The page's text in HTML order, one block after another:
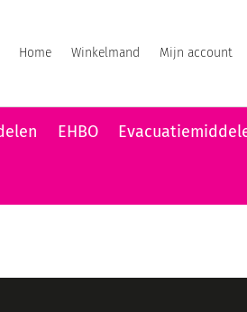
Home Winkelmand Mijn account
EHBO